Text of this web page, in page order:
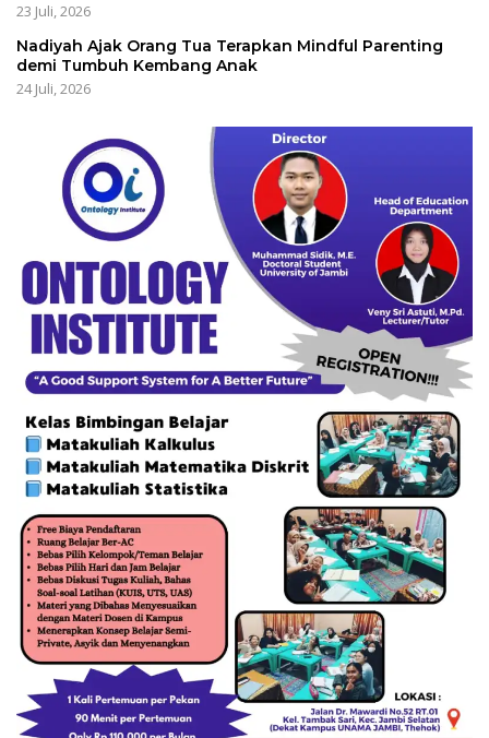
23 Juli, 2026
Nadiyah Ajak Orang Tua Terapkan Mindful Parenting
demi Tumbuh Kembang Anak
24 Juli, 2026